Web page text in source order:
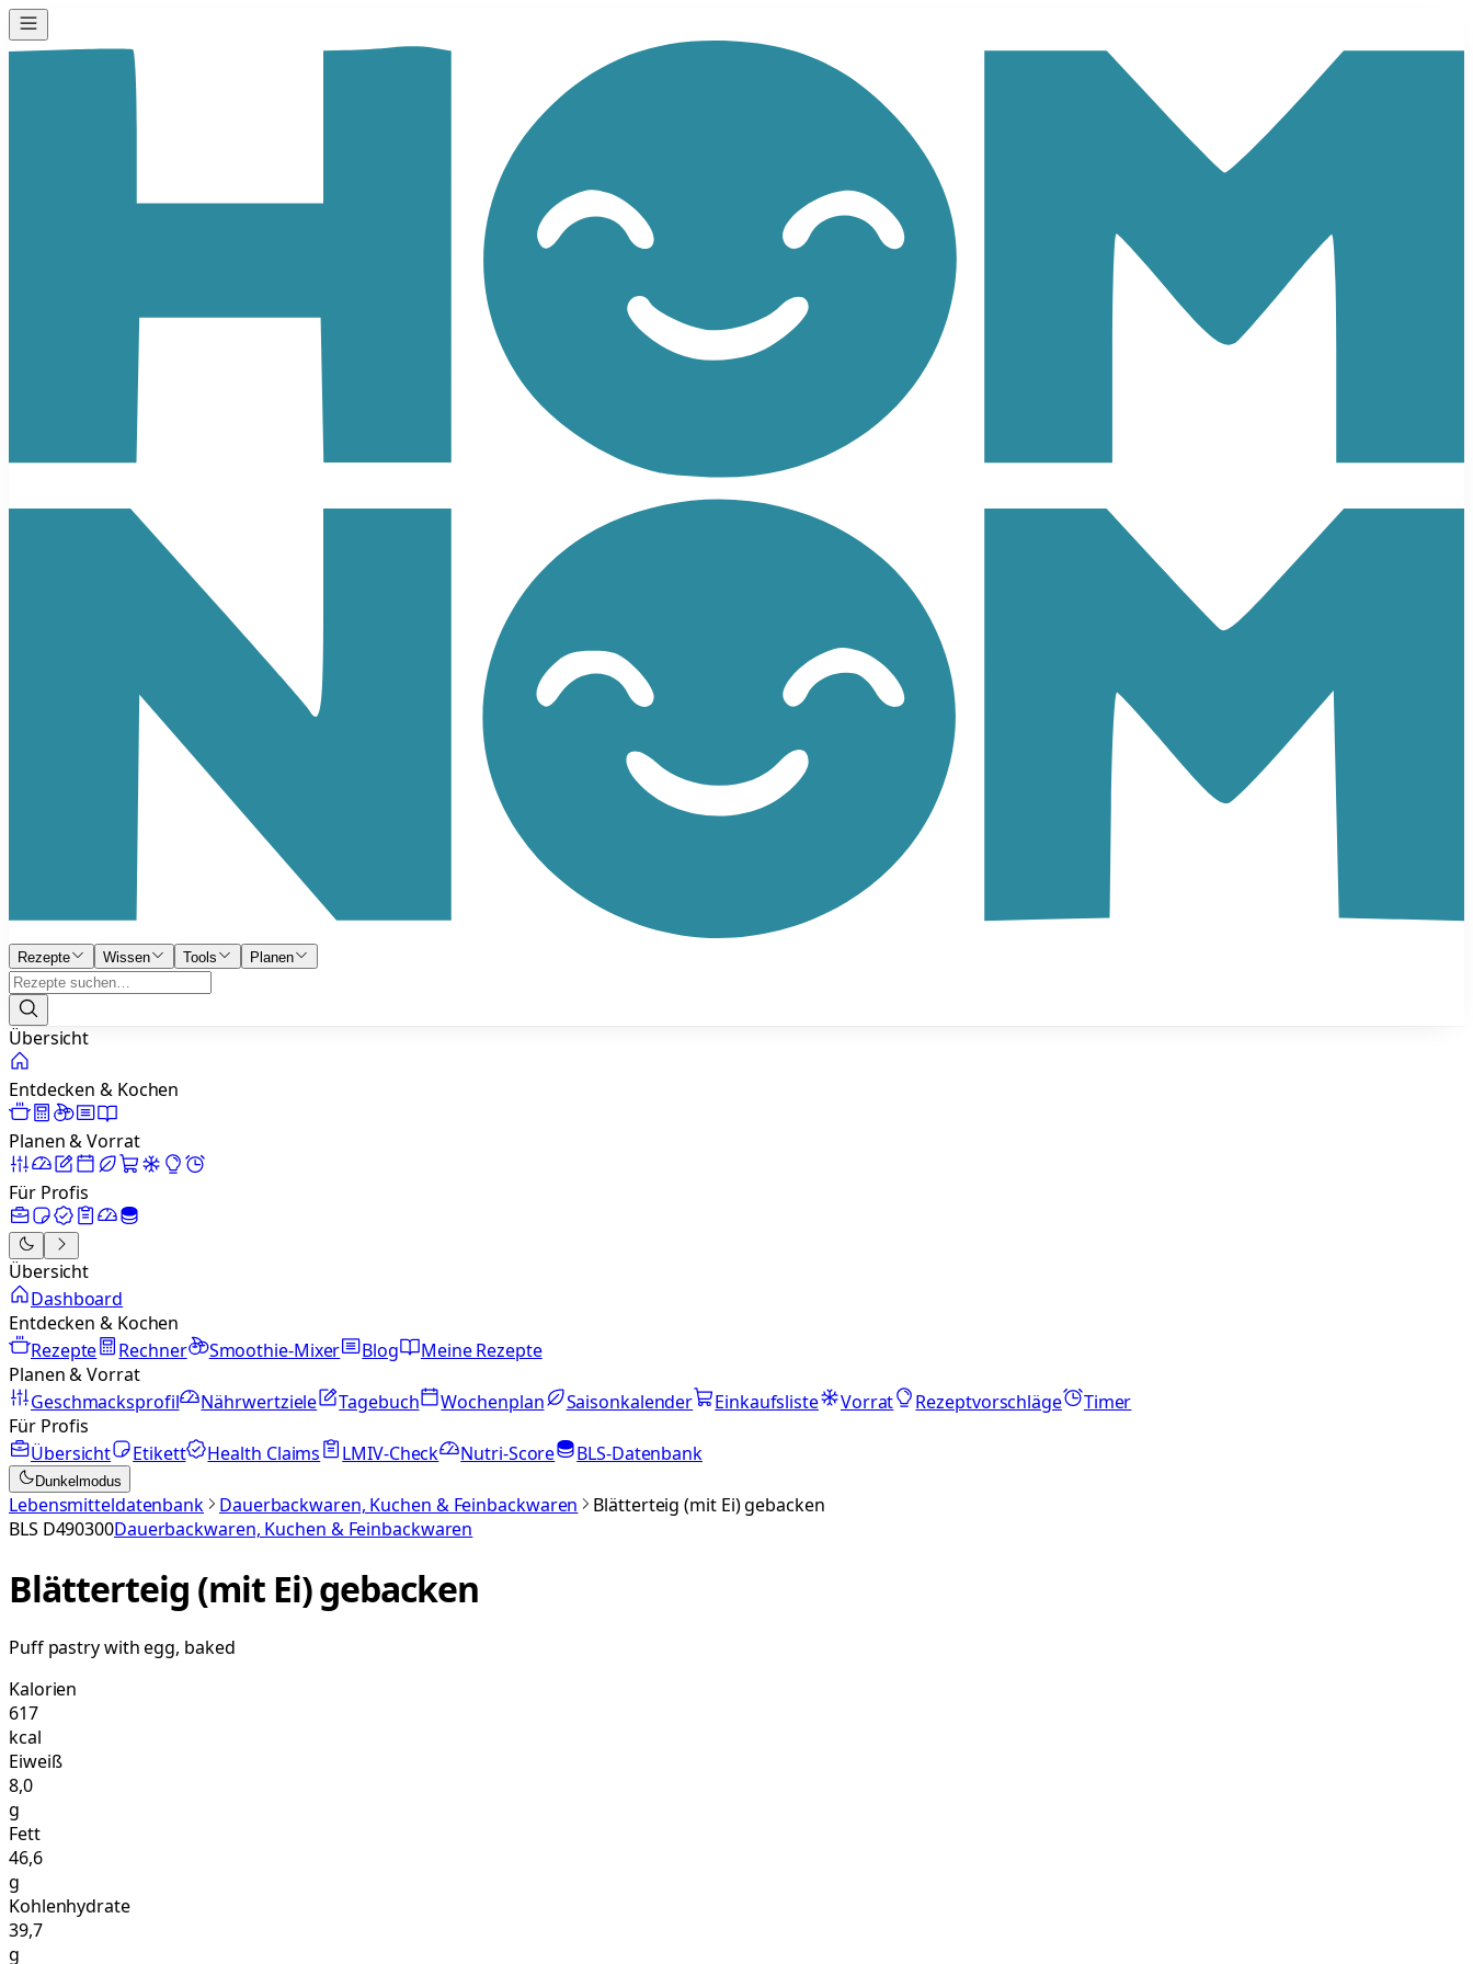
Rezepte Wissen Tools Planen
Übersicht
Entdecken & Kochen
Planen & Vorrat
Für Profis
Übersicht
Dashboard
Entdecken & Kochen
Rezepte
Rechner Smoothie-Mixer Blog
Meine Rezepte
Planen & Vorrat
Geschmacksprofil
Nährwertziele Tagebuch Wochenplan Saisonkalender Einkaufsliste Vorrat Rezeptvorschläge
Timer
Für Profis
Übersicht
Etikett Health Claims LMIV-Check Nutri-Score BLS-Datenbank
Dunkelmodus
Lebensmitteldatenbank Dauerbackwaren, Kuchen & Feinbackwaren
Blätterteig (mit Ei) gebacken
BLS D490300Dauerbackwaren, Kuchen & Feinbackwaren
Blätterteig (mit Ei) gebacken
Puff pastry with egg, baked
Kalorien
617
kcal
Eiweiß
8,0
g
Fett
46,6
g
Kohlenhydrate
39,7
g